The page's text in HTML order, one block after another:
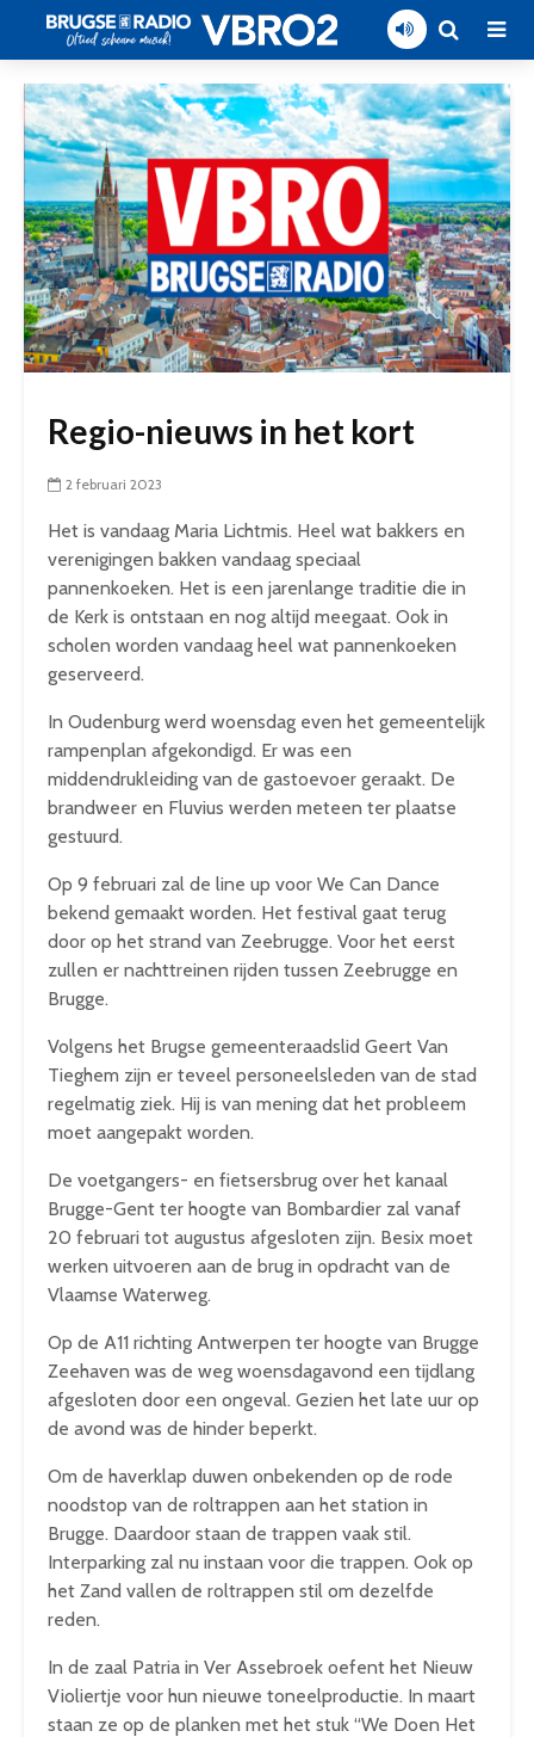
Regio-nieuws in het kort
2 februari 2023
Het is vandaag Maria Lichtmis. Heel wat bakkers en
verenigingen bakken vandaag speciaal
pannenkoeken. Het is een jarenlange traditie die in
de Kerk is ontstaan en nog altijd meegaat. Ook in
scholen worden vandaag heel wat pannenkoeken
geserveerd.
In Oudenburg werd woensdag even het gemeentelijk
rampenplan afgekondigd. Er was een
middendrukleiding van de gastoevoer geraakt. De
brandweer en Fluvius werden meteen ter plaatse
gestuurd.
Op 9 februari zal de line up voor We Can Dance
bekend gemaakt worden. Het festival gaat terug
door op het strand van Zeebrugge. Voor het eerst
zullen er nachttreinen rijden tussen Zeebrugge en
Brugge.
Volgens het Brugse gemeenteraadslid Geert Van
Tieghem zijn er teveel personeelsleden van de stad
regelmatig ziek. Hij is van mening dat het probleem
moet aangepakt worden.
De voetgangers- en fietsersbrug over het kanaal
Brugge-Gent ter hoogte van Bombardier zal vanaf
20 februari tot augustus afgesloten zijn. Besix moet
werken uitvoeren aan de brug in opdracht van de
Vlaamse Waterweg.
Op de A11 richting Antwerpen ter hoogte van Brugge
Zeehaven was de weg woensdagavond een tijdlang
afgesloten door een ongeval. Gezien het late uur op
de avond was de hinder beperkt.
Om de haverklap duwen onbekenden op de rode
noodstop van de roltrappen aan het station in
Brugge. Daardoor staan de trappen vaak stil.
Interparking zal nu instaan voor die trappen. Ook op
het Zand vallen de roltrappen stil om dezelfde
reden.
In de zaal Patria in Ver Assebroek oefent het Nieuw
Violiertje voor hun nieuwe toneelproductie. In maart
staan ze op de planken met het stuk “We Doen Het